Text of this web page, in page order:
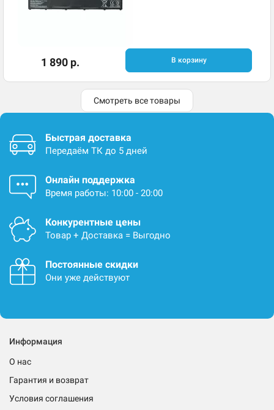
1 890 р. В корзину
Смотреть все товары
Быстрая доставка
Передаём ТК до 5 дней
Онлайн поддержка
Время работы: 10:00 - 20:00
Конкурентные цены
Товар + Доставка = Выгодно
Постоянные скидки
Они уже действуют
Информация
О нас
Гарантия и возврат
Условия соглашения